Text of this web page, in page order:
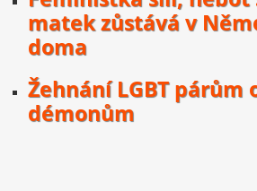
matek zůstává v
doma
Žehnání LGBT párům
démonům